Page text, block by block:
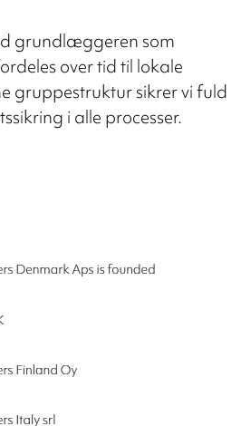
grundlæggeren som
over tid til lokale
gruppestruktur sikrer vi fuld
i alle processer.